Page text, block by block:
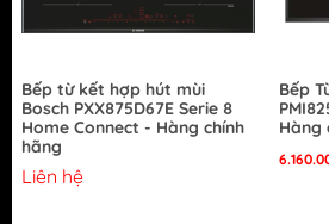
Bếp từ kết hợp hút mùi
Bosch PXX875D67E Serie 8
Home Connect - Hàng chính
hãng
Liên hệ
Bếp
Hàng